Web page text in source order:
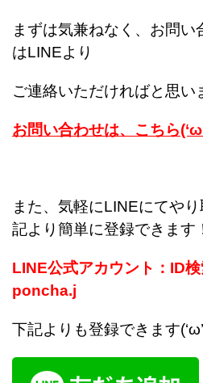
まずは気兼ねなく、お問い
はLINEより
ご連絡いただければと思い
お問い合わせは、こちら
また、気軽にLINEにてや
記より簡単に登録できます
LINE公式アカウント：ID
poncha.j
下記よりも登録できます